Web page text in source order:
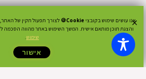
×
אנו עושים שימוש בקובציCookie🍪
לצורך תפעול תקין של האתר,
והצגת תוכן מותאם אישית. המשך השימוש באתר מהווה הסכמה ל
שימוש.
אישור